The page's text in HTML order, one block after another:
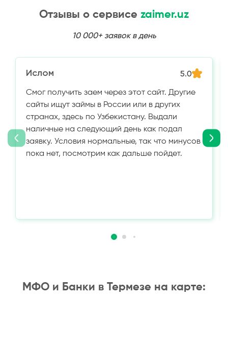
Отзывы о сервисе zaimer.uz
10 000+ заявок в день
Ислом 5.0
Смог получить заем через этот сайт. Другие
сайты ищут займы в России или в других
странах, здесь по Узбекистану. Выдали
наличные на следующий день как подал
заявку. Условия нормальные, так что минусов
пока нет, посмотрим как дальше пойдет.
МФО и Банки в Термезе на карте: